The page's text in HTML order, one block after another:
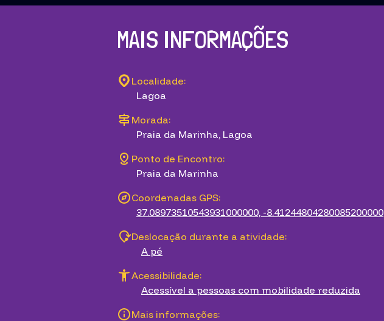
MAIS INFORMAÇÕES
Localidade:
Lagoa
Morada:
Praia da Marinha, Lagoa
Ponto de Encontro:
Praia da Marinha
Coordenadas GPS:
37.08973510543931000000, -8.41244804280085200000
Deslocação durante a atividade:
A pé
Acessibilidade:
Acessível a pessoas com mobilidade reduzida
Mais informações: